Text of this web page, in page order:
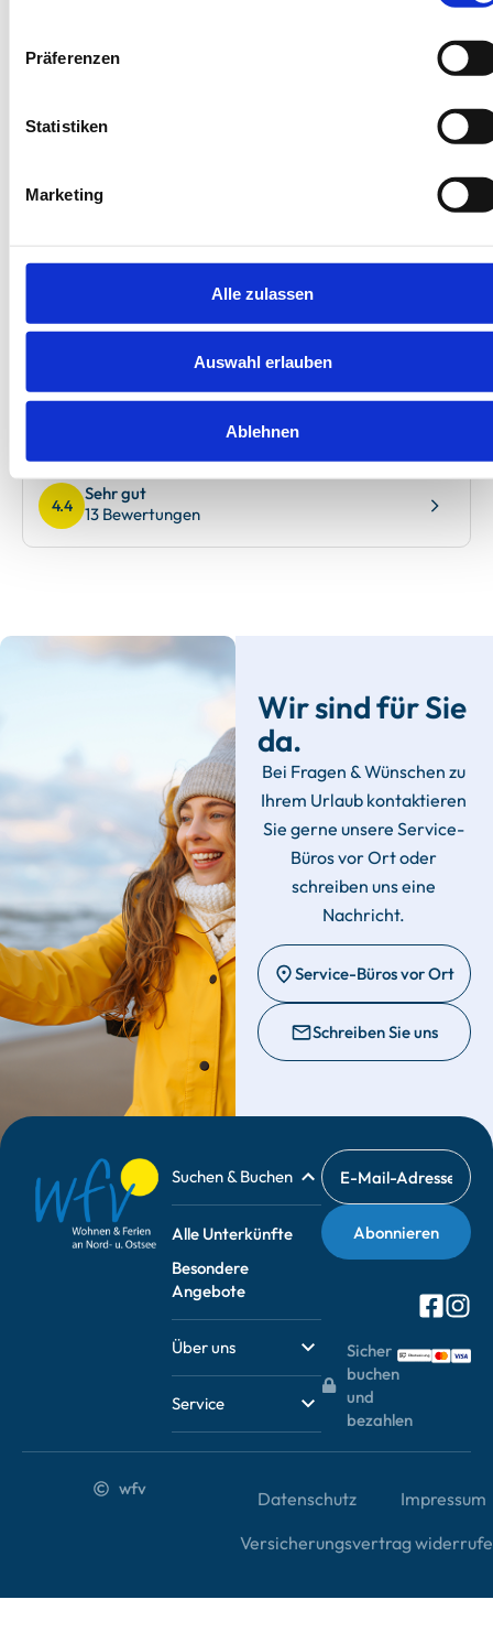
Präferenzen
Statistiken
Marketing
Alle zulassen
Auswahl erlauben
Ablehnen
Next
3 Schlafzimmer
Terrasse
Garten
4.4
Sehr gut
13 Bewertungen
Wir sind für Sie
da.
Bei Fragen & Wünschen zu
Ihrem Urlaub kontaktieren
Sie gerne unsere Service-
Büros vor Ort oder
schreiben uns eine
Nachricht.
Service-Büros vor Ort
Schreiben Sie uns
Suchen & Buchen
Alle Unterkünfte
Besondere
Angebote
Über uns
Service
Sicher
buchen
und
bezahlen
wfv Datenschutz
Impressum
Versicherungsvertrag